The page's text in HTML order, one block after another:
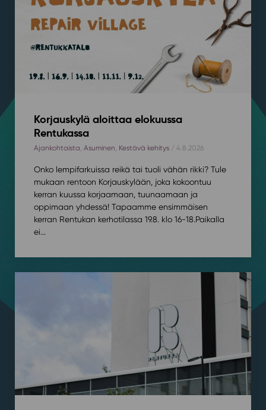
Korjauskylä aloittaa elokuussa
Rentukassa
Ajankohtaista, Asuminen, Kestävä kehitys/ 4.8.2026
Onko lempifarkuissa reikä tai tuoli vähän rikki? Tule
mukaan rentoon Korjauskylään, joka kokoontuu
kerran kuussa korjaamaan, tuunaamaan ja
oppimaan yhdessä! Tapaamme ensimmäisen
kerran Rentukan kerhotilassa 19.8. klo 16-18.⁠⁠Paikalla
ei...